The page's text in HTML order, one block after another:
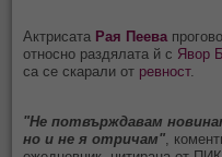
Актрисата Рая Пеева
относно раздялата й с Явор
са се скарали от ревност.
"Не потвърждавам
но и не я отричам",